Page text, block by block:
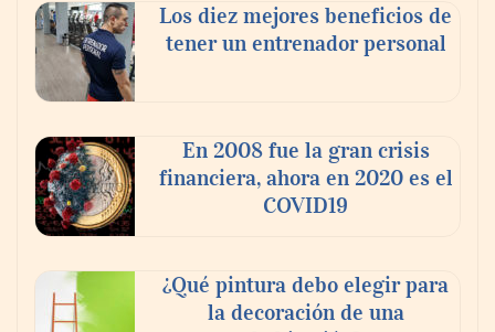
‘El ransomware se puede vencer. No
Ricardo Palacio Escobar
Los diez mejores beneficios de
tener un entrenador personal
En 2008 fue la gran crisis
financiera, ahora en 2020 es el
COVID19
¿Qué pintura debo elegir para
la decoración de una